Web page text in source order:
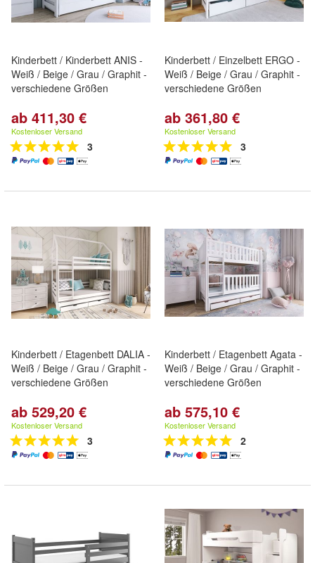
Kinderbett / Kinderbett ANIS -
Weiß / Beige / Grau / Graphit -
verschiedene Größen
ab 411,30 €
Kostenloser Versand
3
Kinderbett / Einzelbett ERGO -
Weiß / Beige / Grau / Graphit -
verschiedene Größen
ab 361,80 €
Kostenloser Versand
3
Kinderbett / Etagenbett DALIA -
Weiß / Beige / Grau / Graphit -
verschiedene Größen
ab 529,20 €
Kostenloser Versand
3
Kinderbett / Etagenbett Agata -
Weiß / Beige / Grau / Graphit -
verschiedene Größen
ab 575,10 €
Kostenloser Versand
2